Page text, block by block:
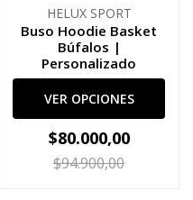
HELUX SPORT
Buso Hoodie Basket
Búfalos |
Personalizado
VER OPCIONES
$80.000,00
$94.900,00